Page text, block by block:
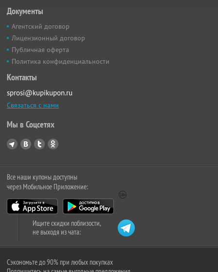
Документы
Агентский договор
Лицензионный договор
Публичная оферта
Политика конфиденциальности
Контакты
sprosi@kupikupon.ru
Связаться с нами
Мы в Соцсетях
Все наши купоны доступны
через Мобильное Приложение:
Ищите скидки поблизости,
не выходя из чата:
Сэкономьте до 90% при любых покупках